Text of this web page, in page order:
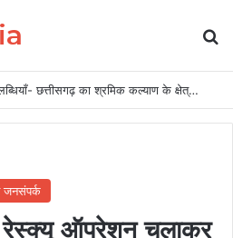
विशेष लेख – ढाई साल की उपलब्धियाँ- छत्तीसगढ़ का श्रमिक कल्याण के क्षेत्र में नई पहचान
जनसंपर्क
रेस्क्यू ऑपरेशन चलाकर